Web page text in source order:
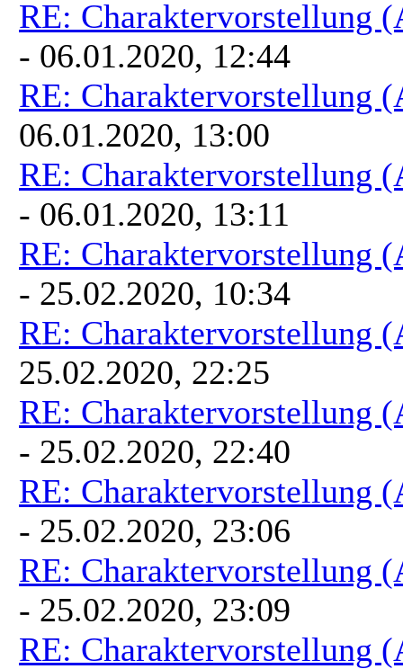
RE: Charaktervorstellung
- 06.01.2020, 12:44
RE: Charaktervorstellung
06.01.2020, 13:00
RE: Charaktervorstellung
- 06.01.2020, 13:11
RE: Charaktervorstellung
- 25.02.2020, 10:34
RE: Charaktervorstellung
25.02.2020, 22:25
RE: Charaktervorstellung
- 25.02.2020, 22:40
RE: Charaktervorstellung
- 25.02.2020, 23:06
RE: Charaktervorstellung
- 25.02.2020, 23:09
RE: Charaktervorstellung